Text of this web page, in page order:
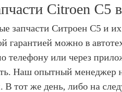
Citroen C5
запчасти Ситроен С5 и
можно в
телефону или через
Наш опытный менеджер
В тот же день, либо на